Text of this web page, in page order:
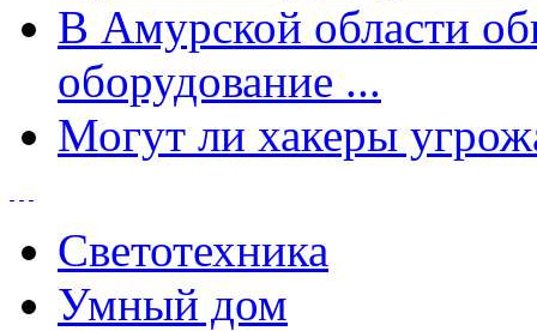
В Амурской области
оборудование ...
Могут ли хакеры
Светотехника
Умный дом